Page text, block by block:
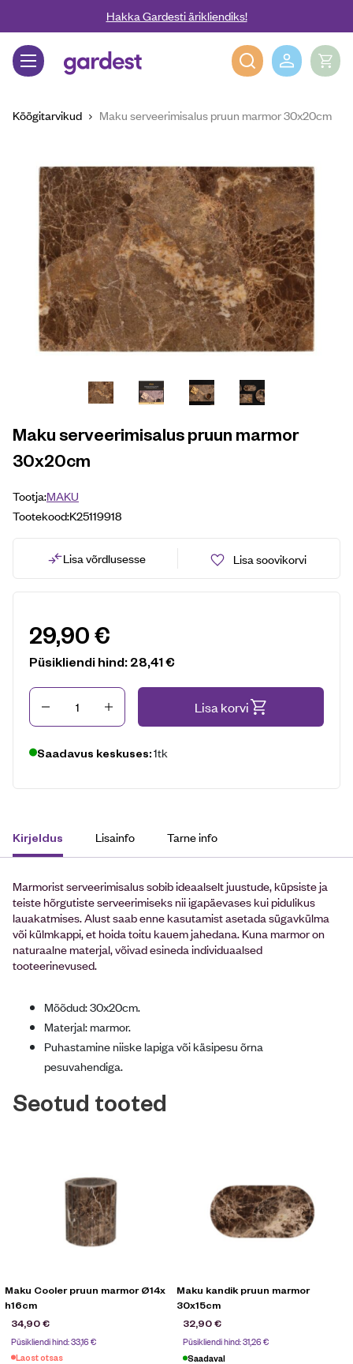
Liigu edasi põhisisu juurdeHakka Gardesti ärikliendiks!
Gardest
Köögitarvikud Maku serveerimisalus pruun marmor 30x20cm
Maku serveerimisalus pruun marmor
30x20cm
Tootja:MAKU
Tootekood:K25119918
Lisa võrdlusesse Lisa soovikorvi
29,90€
Püsikliendi hind:28,41€
Kogus Lisa korvi
Saadavus keskuses:1tk
Kirjeldus Lisainfo Tarne info
Marmorist serveerimisalus sobib ideaalselt juustude, küpsiste ja
teiste hõrgutiste serveerimiseks nii igapäevases kui pidulikus
lauakatmises. Alust saab enne kasutamist asetada sügavkülma
või külmkappi, et hoida toitu kauem jahedana. Kuna marmor on
naturaalne materjal, võivad esineda individuaalsed
tooteerinevused.
Mõõdud: 30x20cm.
Materjal: marmor.
Puhastamine niiske lapiga või käsipesu õrna
pesuvahendiga.
Seotud tooted
Maku Cooler pruun marmor Ø14x
h16cm
34,90€
Püsikliendi hind:33,16€
Laost otsas
Maku kandik pruun marmor
30x15cm
32,90€
Püsikliendi hind:31,26€
Saadaval